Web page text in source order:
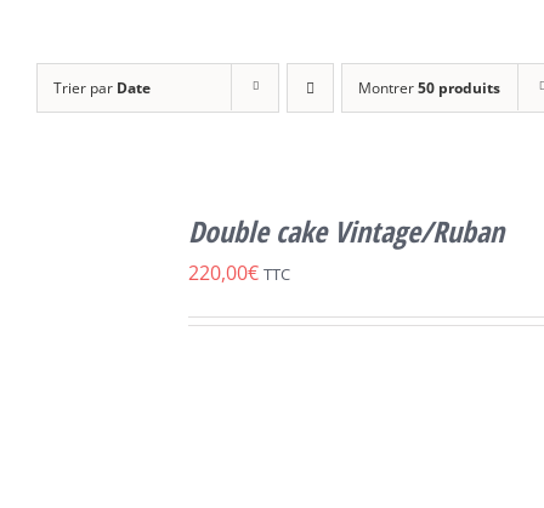
Trier par Date Montrer50 produits
Double cake Vintage/Ruban
220,00€ TTC